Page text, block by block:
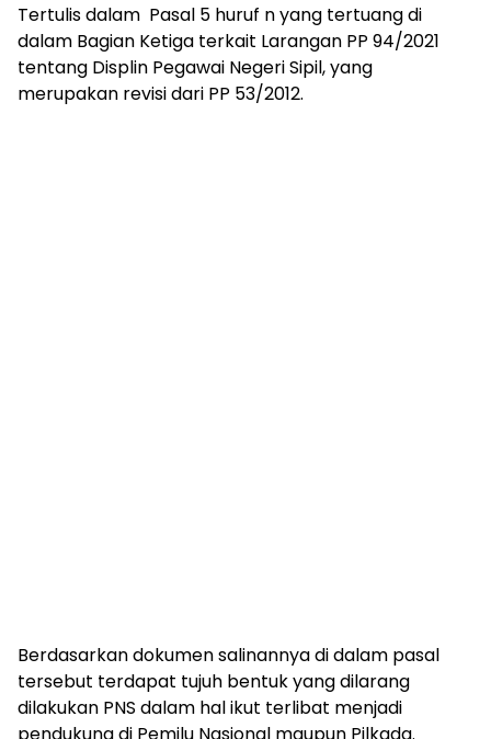
Tertulis dalam Pasal 5 huruf n yang tertuang di
dalam Bagian Ketiga terkait Larangan PP 94/2021
tentang Displin Pegawai Negeri Sipil, yang
merupakan revisi dari PP 53/2012.
Berdasarkan dokumen salinannya di dalam pasal
tersebut terdapat tujuh bentuk yang dilarang
dilakukan PNS dalam hal ikut terlibat menjadi